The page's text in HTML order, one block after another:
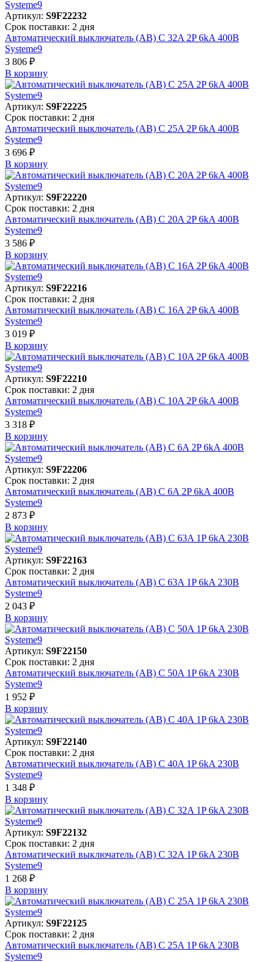
Артикул: S9F22232
Срок поставки: 2 дня
Автоматический выключатель (АВ) C 32A 2P 6kA 400В
Systeme9
3 806 ₽
В корзинy
Артикул: S9F22225
Срок поставки: 2 дня
Автоматический выключатель (АВ) C 25A 2P 6kA 400В
Systeme9
3 696 ₽
В корзинy
Артикул: S9F22220
Срок поставки: 2 дня
Автоматический выключатель (АВ) C 20A 2P 6kA 400В
Systeme9
3 586 ₽
В корзинy
Артикул: S9F22216
Срок поставки: 2 дня
Автоматический выключатель (АВ) C 16A 2P 6kA 400В
Systeme9
3 019 ₽
В корзинy
Артикул: S9F22210
Срок поставки: 2 дня
Автоматический выключатель (АВ) C 10A 2P 6kA 400В
Systeme9
3 318 ₽
В корзинy
Артикул: S9F22206
Срок поставки: 2 дня
Автоматический выключатель (АВ) C 6A 2P 6kA 400В
Systeme9
2 873 ₽
В корзинy
Артикул: S9F22163
Срок поставки: 2 дня
Автоматический выключатель (АВ) C 63A 1P 6kA 230В
Systeme9
2 043 ₽
В корзинy
Артикул: S9F22150
Срок поставки: 2 дня
Автоматический выключатель (АВ) C 50A 1P 6kA 230В
Systeme9
1 952 ₽
В корзинy
Артикул: S9F22140
Срок поставки: 2 дня
Автоматический выключатель (АВ) C 40A 1P 6kA 230В
Systeme9
1 348 ₽
В корзинy
Артикул: S9F22132
Срок поставки: 2 дня
Автоматический выключатель (АВ) C 32A 1P 6kA 230В
Systeme9
1 268 ₽
В корзинy
Артикул: S9F22125
Срок поставки: 2 дня
Автоматический выключатель (АВ) C 25A 1P 6kA 230В
Systeme9